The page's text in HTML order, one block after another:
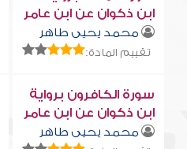
ابن ذكوان عن ابن عامر
محمد يحيى طاهر
تقييم المادة:
سورة الكافرون برواية
ابن ذكوان عن ابن عامر
محمد يحيى طاهر